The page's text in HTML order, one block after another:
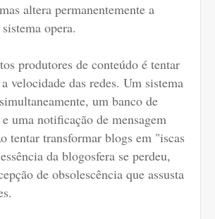
altera permanentemente a
opera.
produtores de conteúdo é tentar
velocidade das redes. Um sistema
um banco de
uma notificação de mensagem
tentar transformar blogs em "iscas
da blogosfera se perdeu,
de obsolescência que assusta